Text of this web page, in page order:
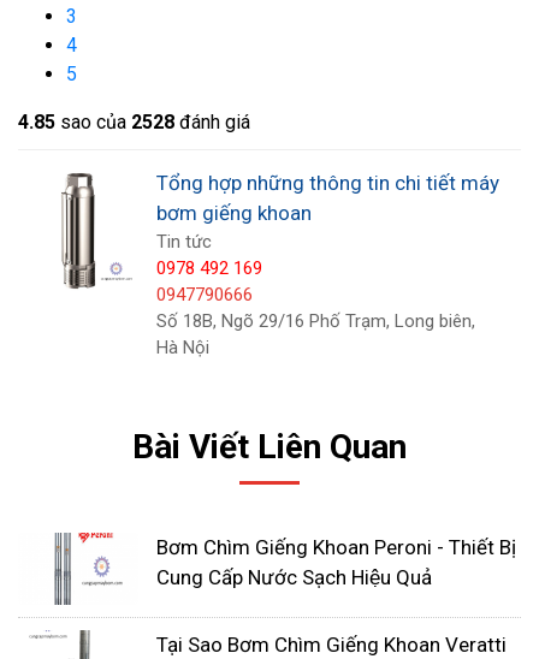
Các thông số kỹ thuật quan
bơm giếng khoan
thông số quan trọng cần được xem xét khi lựa
giếng khoan bao gồm:
thể hiện khả năng hoạt động của bơm. Công
3
4
5
4.85 sao của 2528 đánh giá
Tổng hợp những thông tin chi tiết máy
bơm giếng khoan
Tin tức
0978 492 169
0947790666
Số 18B, Ngõ 29/16 Phố Trạm, Long biên,
Hà Nội
Bài Viết Liên Quan
Bơm Chìm Giếng Khoan Peroni - Thiết Bị
Cung Cấp Nước Sạch Hiệu Quả
Tại Sao Bơm Chìm Giếng Khoan Veratti